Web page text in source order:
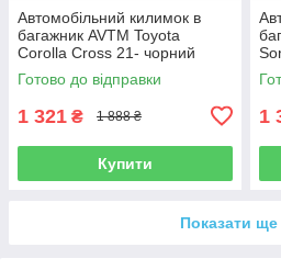
Автомобільний килимок в
багажник AVTM Toyota
Corolla Cross 21- чорний
Тойота Королла
Готово до відправки
1 321 ₴ 1 888 ₴
Купити
1
Показати ще